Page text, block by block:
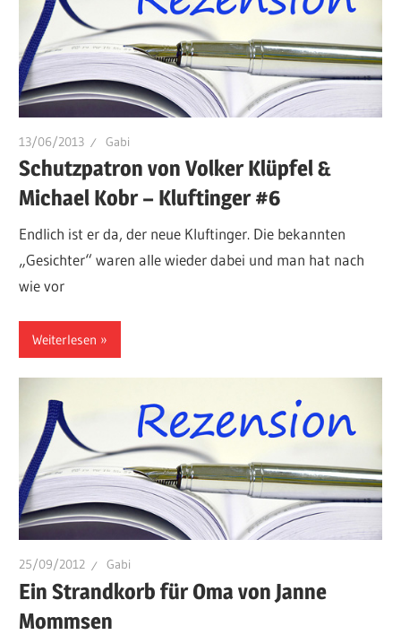
13/06/2013 Gabi
Schutzpatron von Volker Klüpfel &
Michael Kobr – Kluftinger #6
Endlich ist er da, der neue Kluftinger. Die bekannten
„Gesichter“ waren alle wieder dabei und man hat nach
wie vor
Weiterlesen
25/09/2012 Gabi
Ein Strandkorb für Oma von Janne
Mommsen